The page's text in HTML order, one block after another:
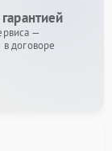
—
договоре